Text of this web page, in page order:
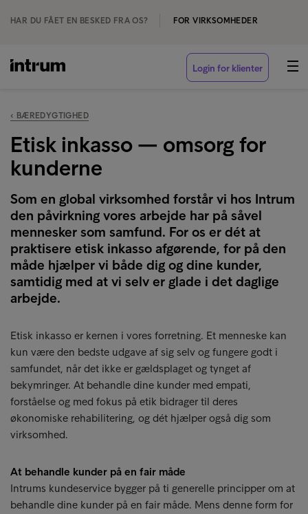
HAR DU FÅET EN BESKED FRA OS? FOR VIRKSOMHEDER
Login for klienter
‹ BÆREDYGTIGHED
Etisk inkasso — omsorg for
kunderne
Som en global virksomhed forstår vi hos Intrum
den påvirkning vores arbejde har på såvel
mennesker som samfund. For os er dét at
praktisere etisk inkasso afgørende, for på den
måde hjælper vi både dig og dine kunder,
samtidig med at vi selv er glade i det daglige
arbejde.
Etisk inkasso er kernen i vores forretning. Et menneske kan
kun være den bedste udgave af sig selv og fungere godt i
samfundet, når det ikke er gældsplaget og tynget af
bekymringer. At behandle dine kunder med empati,
forståelse og med fokus på etik bidrager til deres
økonomiske rehabilitering, og dét hjælper også dig som
virksomhed.
At behandle kunder på en fair måde
Intrums kundeservice bygger på ti generelle principper om at
behandle dine kunder på en fair måde. Mens denne form for